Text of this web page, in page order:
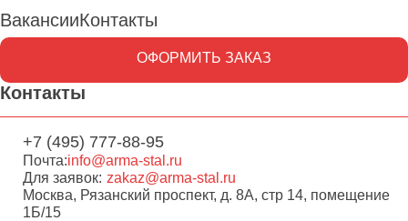
ВакансииКонтакты
ОФОРМИТЬ ЗАКАЗ
Контакты
+7 (495) 777-88-95
Почта:info@arma-stal.ru
Для заявок: zakaz@arma-stal.ru
Москва, Рязанский проспект, д. 8А, стр 14, помещение
1Б/15